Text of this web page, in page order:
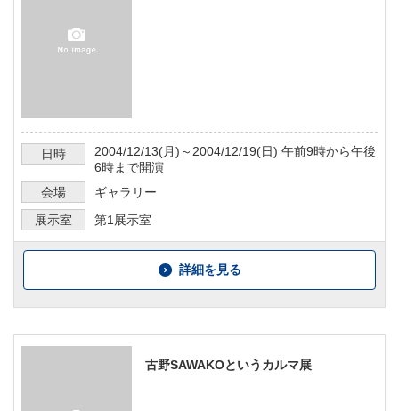
日時 2004/12/13(月)～ 2004/12/19(日) 午前9時から午後
6時まで開演
会場
ギャラリー
展示室
第1展示室
詳細を見る
古野SAWAKOというカルマ展